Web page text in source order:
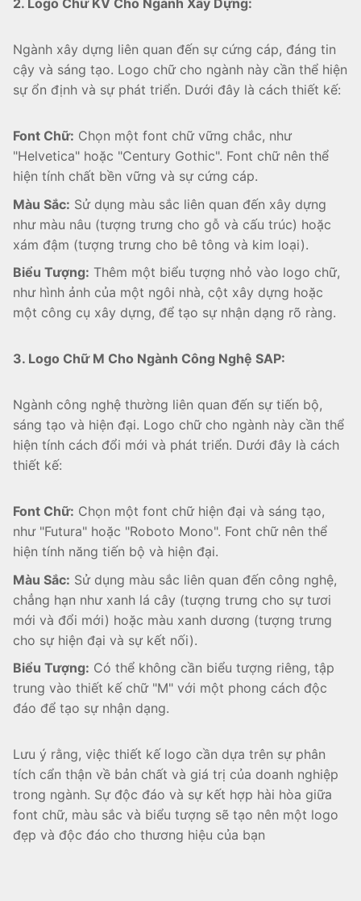
2. Logo Chữ KV Cho Ngành Xây Dựng:
Ngành xây dựng liên quan đến sự cứng cáp, đáng tin
cậy và sáng tạo. Logo chữ cho ngành này cần thể hiện
sự ổn định và sự phát triển. Dưới đây là cách thiết kế:
Font Chữ: Chọn một font chữ vững chắc, như
"Helvetica" hoặc "Century Gothic". Font chữ nên thể
hiện tính chất bền vững và sự cứng cáp.
Màu Sắc: Sử dụng màu sắc liên quan đến xây dựng
như màu nâu (tượng trưng cho gỗ và cấu trúc) hoặc
xám đậm (tượng trưng cho bê tông và kim loại).
Biểu Tượng: Thêm một biểu tượng nhỏ vào logo chữ,
như hình ảnh của một ngôi nhà, cột xây dựng hoặc
một công cụ xây dựng, để tạo sự nhận dạng rõ ràng.
3. Logo Chữ M Cho Ngành Công Nghệ SAP:
Ngành công nghệ thường liên quan đến sự tiến bộ,
sáng tạo và hiện đại. Logo chữ cho ngành này cần thể
hiện tính cách đổi mới và phát triển. Dưới đây là cách
thiết kế:
Font Chữ: Chọn một font chữ hiện đại và sáng tạo,
như "Futura" hoặc "Roboto Mono". Font chữ nên thể
hiện tính năng tiến bộ và hiện đại.
Màu Sắc: Sử dụng màu sắc liên quan đến công nghệ,
chẳng hạn như xanh lá cây (tượng trưng cho sự tươi
mới và đổi mới) hoặc màu xanh dương (tượng trưng
cho sự hiện đại và sự kết nối).
Biểu Tượng: Có thể không cần biểu tượng riêng, tập
trung vào thiết kế chữ "M" với một phong cách độc
đáo để tạo sự nhận dạng.
Lưu ý rằng, việc thiết kế logo cần dựa trên sự phân
tích cẩn thận về bản chất và giá trị của doanh nghiệp
trong ngành. Sự độc đáo và sự kết hợp hài hòa giữa
font chữ, màu sắc và biểu tượng sẽ tạo nên một logo
đẹp và độc đáo cho thương hiệu của bạn